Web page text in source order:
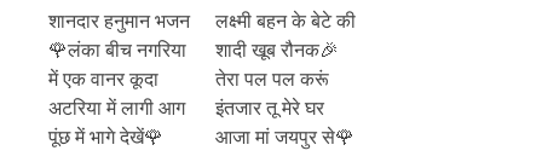
शानदार हनुमान भजन
🌹लंका बीच नगरिया
में एक वानर कूदा
अटरिया में लागी आग
पूंछ में भागे देखें🌹
लक्ष्मी बहन के बेटे की
शादी खूब रौनक🎉
तेरा पल पल करूं
इंतजार तू मेरे घर
आजा मां जयपुर से🌹